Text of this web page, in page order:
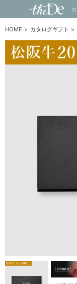
HOME カタログギフト